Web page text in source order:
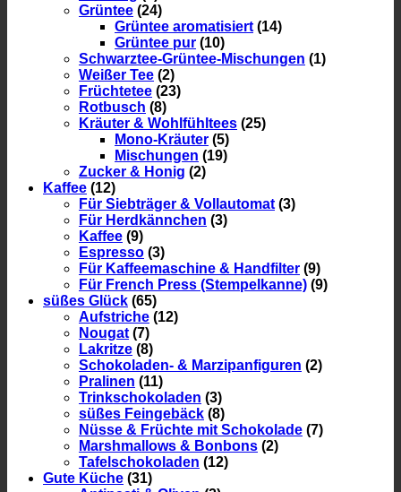
Grüntee (24)
Grüntee aromatisiert (14)
Grüntee pur (10)
Schwarztee-Grüntee-Mischungen (1)
Weißer Tee (2)
Früchtetee (23)
Rotbusch (8)
Kräuter & Wohlfühltees (25)
Mono-Kräuter (5)
Mischungen (19)
Zucker & Honig (2)
Kaffee (12)
Für Siebträger & Vollautomat (3)
Für Herdkännchen (3)
Kaffee (9)
Espresso (3)
Für Kaffeemaschine & Handfilter (9)
Für French Press (Stempelkanne) (9)
süßes Glück (65)
Aufstriche (12)
Nougat (7)
Lakritze (8)
Schokoladen- & Marzipanfiguren (2)
Pralinen (11)
Trinkschokoladen (3)
süßes Feingebäck (8)
Nüsse & Früchte mit Schokolade (7)
Marshmallows & Bonbons (2)
Tafelschokoladen (12)
Gute Küche (31)